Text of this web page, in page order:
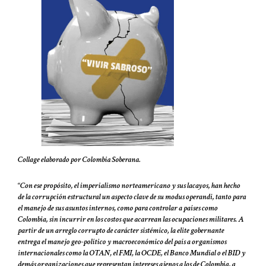
Collage elaborado por Colombia Soberana.
“Con ese propósito, el imperialismo norteamericano y sus lacayos, han hecho
de la corrupción estructural un aspecto clave de su modus operandi, tanto para
el manejo de sus asuntos internos, como para controlar a países como
Colombia, sin incurrir en los costos que acarrean las ocupaciones militares. A
partir de un arreglo corrupto de carácter sistémico, la elite gobernante
entrega el manejo geo-político y macroeconómico del país a organismos
internacionales como la OTAN, el FMI, la OCDE, el Banco Mundial o el BID y